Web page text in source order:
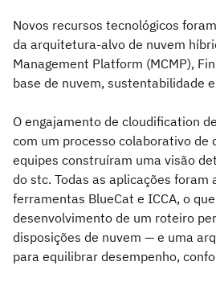
Novos recursos tecnológicos
da arquitetura-alvo de nuvem
Management Platform (MCMP),
base de nuvem, sustentabilidade e
O engajamento de cloudification
com um processo colaborativo de
equipes construíram uma visão
do stc. Todas as aplicações foram
ferramentas BlueCat e ICCA, o
desenvolvimento de um roteiro
disposições de nuvem — e uma
para equilibrar desempenho,